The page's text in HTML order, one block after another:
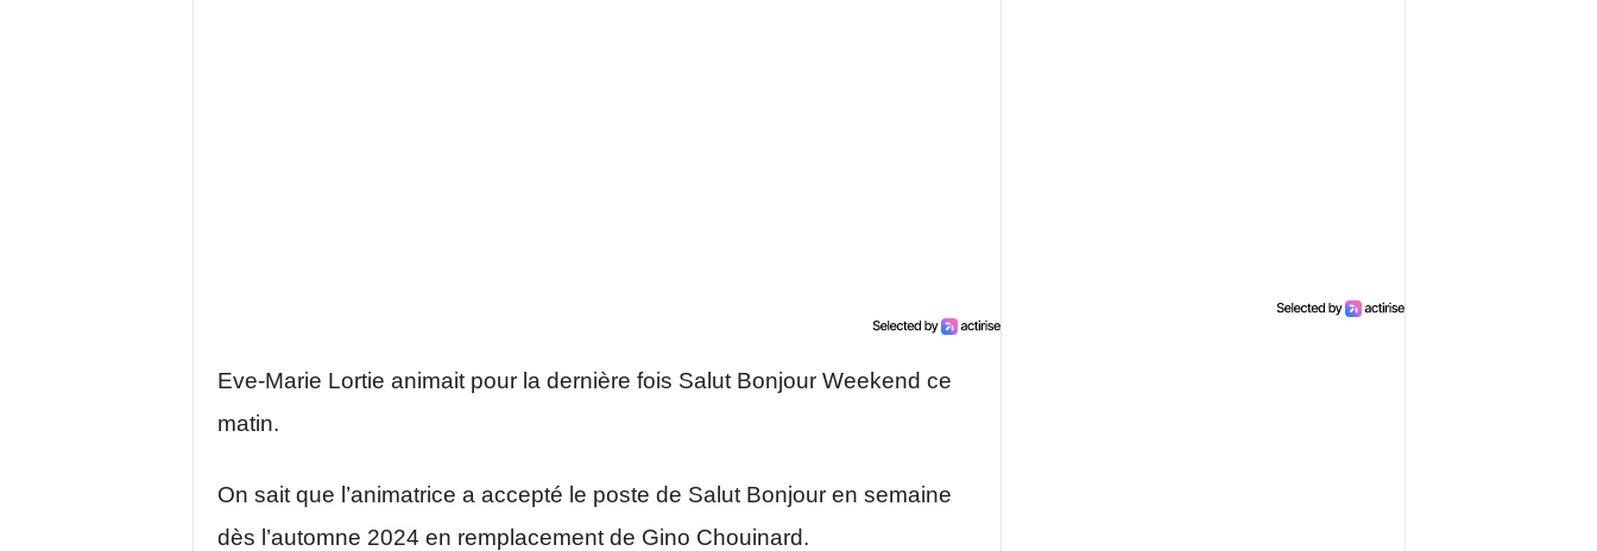
Eve-Marie Lortie animait pour la dernière fois Salut Bonjour Weekend ce
matin.
On sait que l’animatrice a accepté le poste de Salut Bonjour en semaine
dès l’automne 2024 en remplacement de Gino Chouinard.